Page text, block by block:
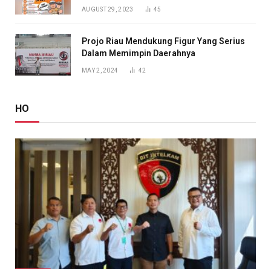
AUGUST 29, 2023 45
Projo Riau Mendukung Figur Yang Serius
Dalam Memimpin Daerahnya
MAY 2, 2024 42
HO